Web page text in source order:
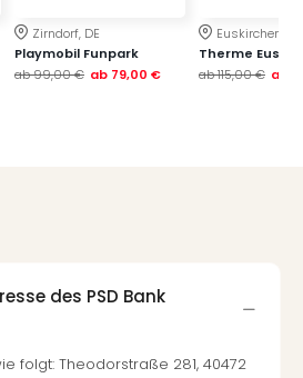
Zirndorf, DE
Playmobil Funpark
ab99,00 € ab 79,00 €
Euskirchen, DE
Therme
ab115,00 € ab
des PSD Bank
folgt: Theodorstraße 281, 40472